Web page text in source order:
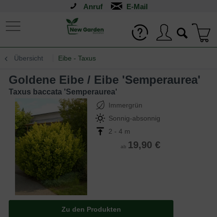
Anruf
Übersicht Eibe - Taxus
Goldene Eibe / Eibe 'Semperaurea'
Taxus baccata 'Semperaurea'
Immergrün
Sonnig-absonnig
2 - 4 m
ab 19,90 €
Zu den Produkten